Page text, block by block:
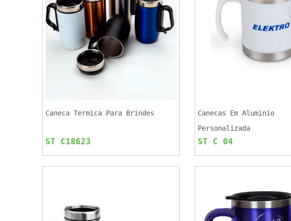
Caneca Termica Para Brindes
ST C18623
Canecas Em Aluminio
Personalizada
ST C 04